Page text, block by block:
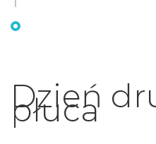
Dzień
płuca